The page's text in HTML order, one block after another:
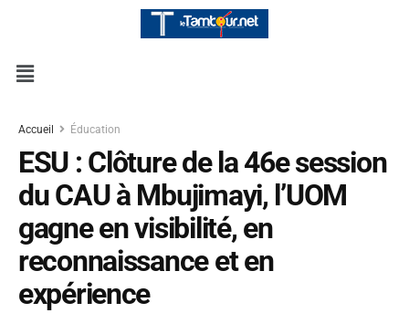
Accueil Éducation
ESU : Clôture de la 46e session
du CAU à Mbujimayi, l’UOM
gagne en visibilité, en
reconnaissance et en
expérience